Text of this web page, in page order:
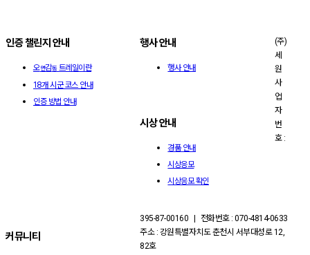
인증 챌린지 안내
오면감동트레일이란
18개 시군 코스 안내
인증 방법 안내
행사 안내
행사 안내
시상 안내
경품 안내
시상응모
시상응모 확인
커뮤니티
(주)
세
원
사
업
자
번
호 :
395-87-00160 | 전화번호 : 070-4814-0633
주소 : 강원특별자치도 춘천시 서부대성로 12,
82호